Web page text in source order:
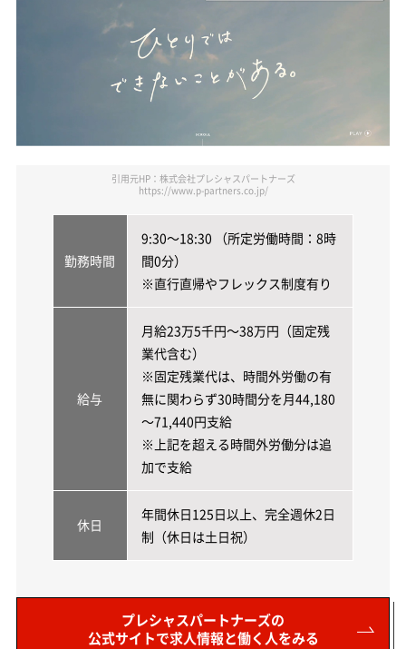
引用元HP：株式会社プレシャスパートナーズ
https://www.p-partners.co.jp/
勤務時間
9:30～18:30 （所定労働時間：8時
間0分）
※直行直帰やフレックス制度有り
給与
月給23万5千円～38万円（固定残
業代含む）
※固定残業代は、時間外労働の有
無に関わらず30時間分を月44,180
～71,440円支給
※上記を超える時間外労働分は追
加で支給
休日
年間休日125日以上、完全週休2日
制（休日は土日祝）
プレシャスパートナーズの
公式サイトで求人情報と働く人をみる